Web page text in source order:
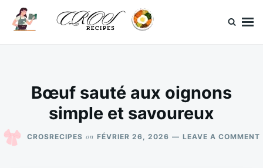
SkipSearch
for:
Bœuf sauté aux oignons
simple et savoureux
CROSRECIPES on FÉVRIER 26, 2026 LEAVE A COMMENT